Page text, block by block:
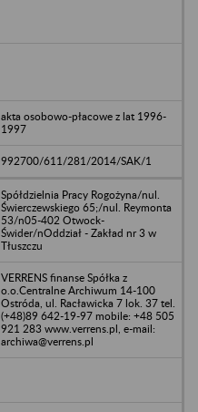
akta osobowo-płacowe z lat 1996-
1997
992700/611/281/2014/SAK/1
Spółdzielnia Pracy Rogożyna/nul.
Świerczewskiego 65;/nul. Reymonta
53/n05-402 Otwock-
Świder/nOddział - Zakład nr 3 w
Tłuszczu
VERRENS finanse Spółka z
o.o.Centralne Archiwum 14-100
Ostróda, ul. Racławicka 7 lok. 37 tel.
(+48)89 642-19-97 mobile: +48 505
921 283 www.verrens.pl, e-mail:
archiwa@verrens.pl